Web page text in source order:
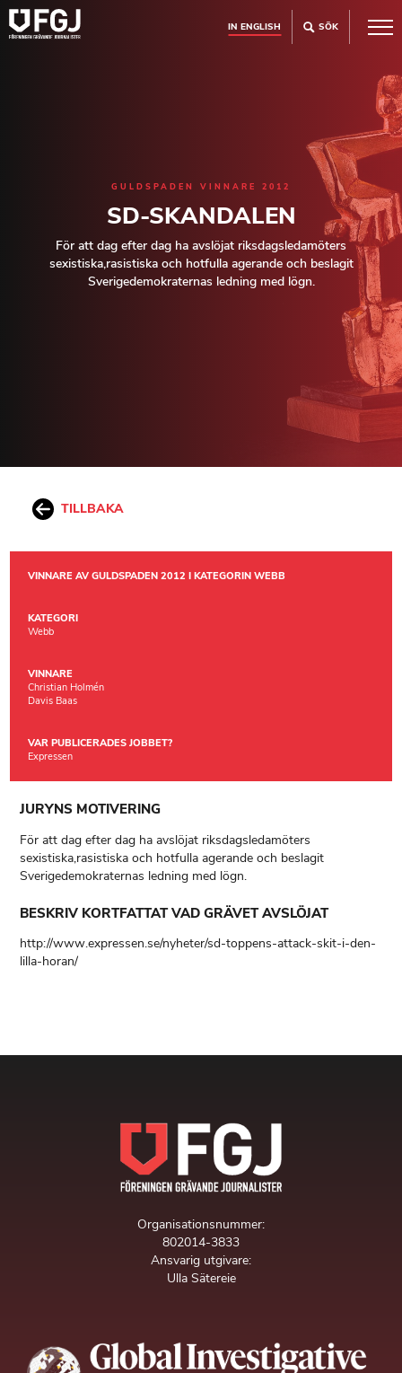
IN ENGLISH SÖK
GULDSPADEN VINNARE 2012
SD-SKANDALEN
För att dag efter dag ha avslöjat riksdagsledamöters
sexistiska,rasistiska och hotfulla agerande och beslagit
Sverigedemokraternas ledning med lögn.
TILLBAKA
VINNARE AV GULDSPADEN 2012 I KATEGORIN WEBB
KATEGORI
Webb
VINNARE
Christian Holmén
Davis Baas
VAR PUBLICERADES JOBBET?
Expressen
JURYNS MOTIVERING
För att dag efter dag ha avslöjat riksdagsledamöters
sexistiska,rasistiska och hotfulla agerande och beslagit
Sverigedemokraternas ledning med lögn.
BESKRIV KORTFATTAT VAD GRÄVET AVSLÖJAT
http://www.expressen.se/nyheter/sd-toppens-attack-skit-i-den-
lilla-horan/
Organisationsnummer:
802014-3833
Ansvarig utgivare:
Ulla Sätereie